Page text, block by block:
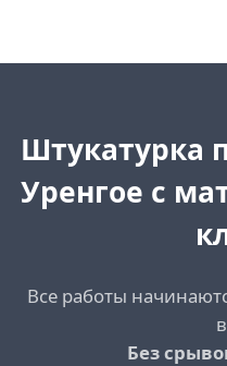
Штукатурка
Уренгое с
Все работы
Без